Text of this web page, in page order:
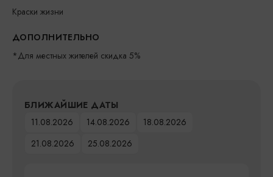
Краски жизни
ДОПОЛНИТЕЛЬНО
*Для местных жителей скидка 5%
БЛИЖАЙШИЕ ДАТЫ
11.08.2026
14.08.2026
18.08.2026
21.08.2026
25.08.2026